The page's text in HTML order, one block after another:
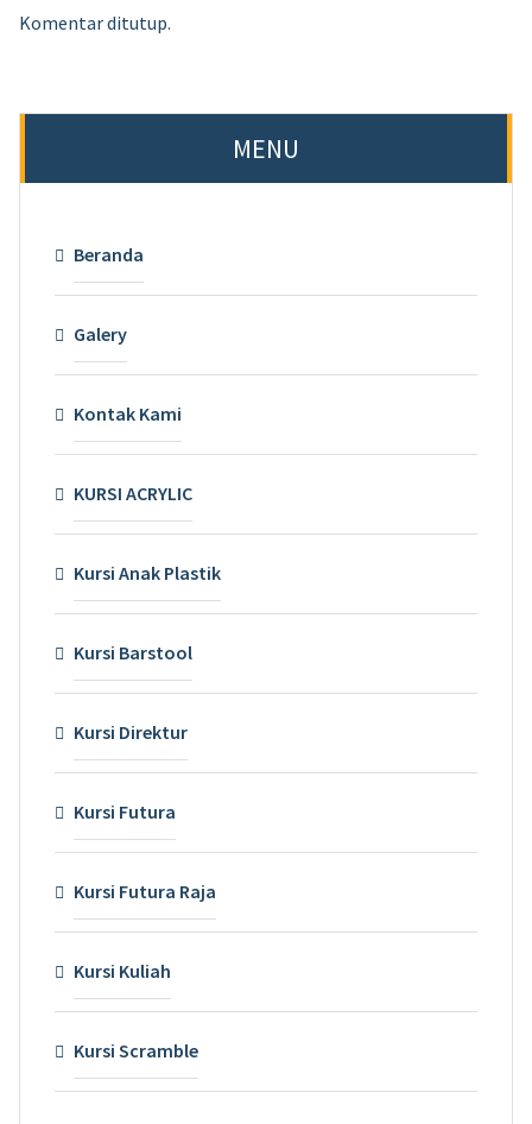
Komentar ditutup.
MENU
Beranda
Galery
Kontak Kami
KURSI ACRYLIC
Kursi Anak Plastik
Kursi Barstool
Kursi Direktur
Kursi Futura
Kursi Futura Raja
Kursi Kuliah
Kursi Scramble